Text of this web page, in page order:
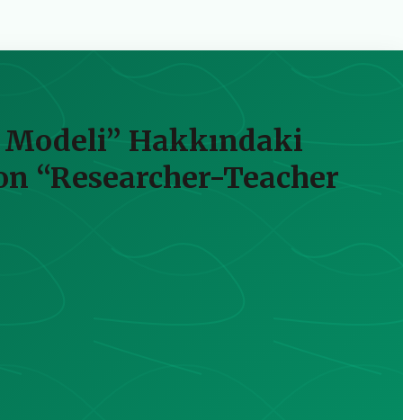
Hakkındaki
“Researcher-Teacher